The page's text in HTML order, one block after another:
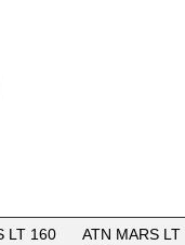
LT 160
ATN MARS LT